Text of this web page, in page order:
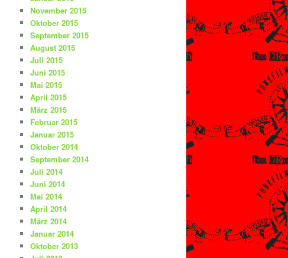
November 2015
Oktober 2015
September 2015
August 2015
Juli 2015
Juni 2015
Mai 2015
April 2015
März 2015
Februar 2015
Januar 2015
Oktober 2014
September 2014
Juli 2014
Juni 2014
Mai 2014
April 2014
März 2014
Januar 2014
Oktober 2013